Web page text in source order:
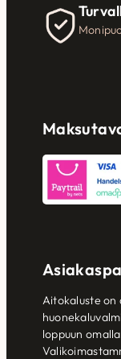
Aitokaluste on
loppuun